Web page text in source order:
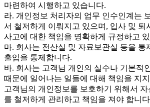
마련하여 시행하고 있습니다.
라. 개인정보 처리자의 업무 인수인계는
서 철저하게 이뤄지고 있으며, 입사 및 퇴
사고에 대한 책임을 명확하게 규정하고
마. 회사는 전산실 및 자료보관실 등을 통
출입을 통제합니다.
바. 회사는 고객님 개인의 실수나 기본적
때문에 일어나는 일들에 대해 책임을 지
고객님의 개인정보를 보호하기 위해서
를 철저하게 관리하고 책임을 져야 합니